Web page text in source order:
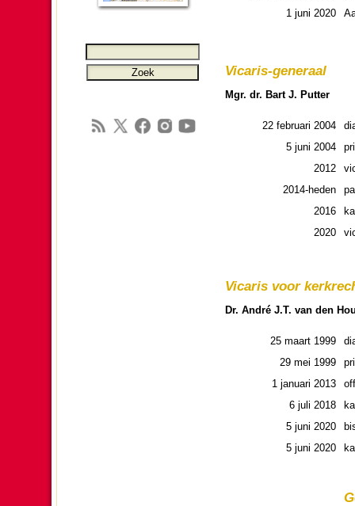
1 juni 2020
Vica­ris-generaal
Mgr. dr. Bart J. Putter
22 februari 2004
5 juni 2004
2012
2014-heden
2016
2020
Vica­ris voor
Dr. André J.T. van den
25 maart 1999
29 mei 1999
1 januari 2013
6 juli 2018
5 juni 2020
5 juni 2020